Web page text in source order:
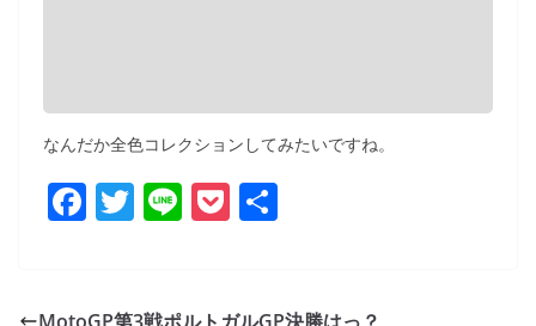
なんだか全色コレクションしてみたいですね。
F T Li P